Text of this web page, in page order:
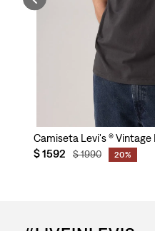
HombreCamiseta Levi's ®
$1592 $1990 20%